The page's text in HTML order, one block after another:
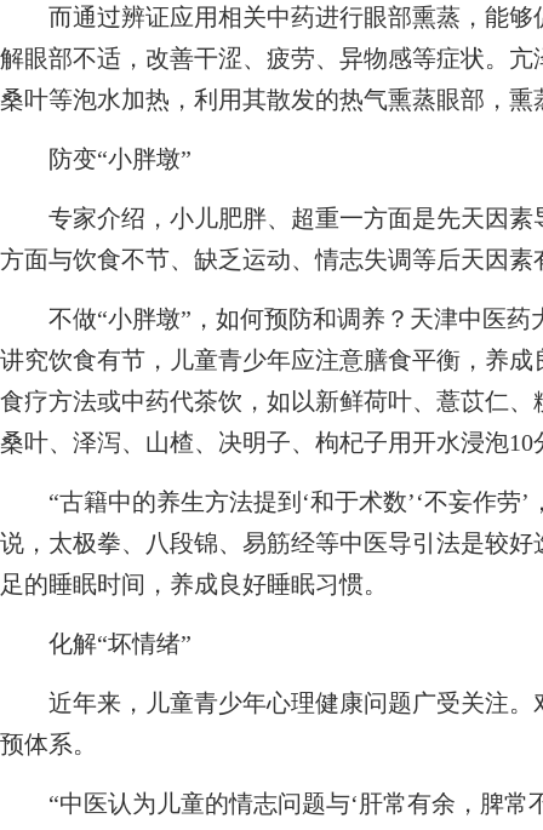
而通过辨证应用相关中药进行眼部熏蒸，能够
解眼部不适，改善干涩、疲劳、异物感等症状。
桑叶等泡水加热，利用其散发的热气熏蒸眼部，
防变“小胖墩”
专家介绍，小儿肥胖、超重一方面是先天因素
方面与饮食不节、缺乏运动、情志失调等后天因素
不做“小胖墩”，如何预防和调养？天津中医药
讲究饮食有节，儿童青少年应注意膳食平衡，养
食疗方法或中药代茶饮，如以新鲜荷叶、薏苡仁
桑叶、泽泻、山楂、决明子、枸杞子用开水浸泡
“古籍中的养生方法提到‘和于术数’‘不妄作劳’
说，太极拳、八段锦、易筋经等中医导引法是较
足的睡眠时间，养成良好睡眠习惯。
化解“坏情绪”
近年来，儿童青少年心理健康问题广受关注。
预体系。
“中医认为儿童的情志问题与‘肝常有余，脾常